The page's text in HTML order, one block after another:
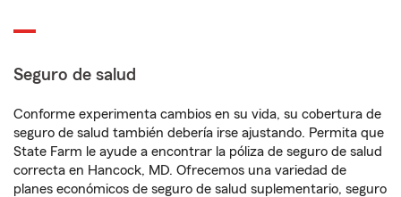
Seguro de salud
Conforme experimenta cambios en su vida, su cobertura de
seguro de salud también debería irse ajustando. Permita que
State Farm le ayude a encontrar la póliza de seguro de salud
correcta en Hancock, MD. Ofrecemos una variedad de
planes económicos de seguro de salud suplementario, seguro